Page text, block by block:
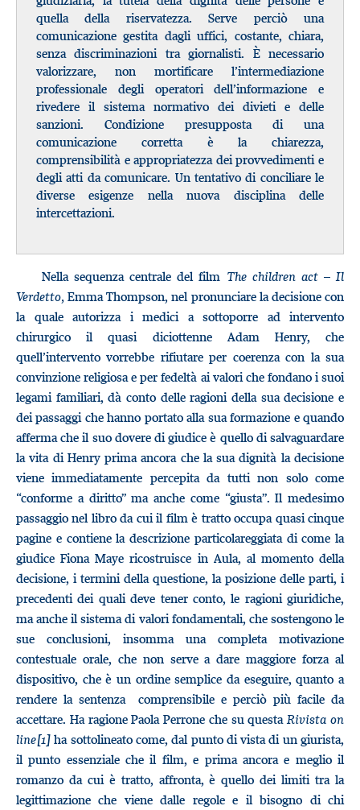
quella della riservatezza. Serve perciò una
comunicazione gestita dagli uffici, costante, chiara,
senza discriminazioni tra giornalisti. È necessario
valorizzare, non mortificare l’intermediazione
professionale degli operatori dell’informazione e
rivedere il sistema normativo dei divieti e delle
sanzioni. Condizione presupposta di una
comunicazione corretta è la chiarezza,
comprensibilità e appropriatezza dei provvedimenti e
degli atti da comunicare. Un tentativo di conciliare le
diverse esigenze nella nuova disciplina delle
intercettazioni.
Nella sequenza centrale del film The children act – Il
Verdetto, Emma Thompson, nel pronunciare la decisione con
la quale autorizza i medici a sottoporre ad intervento
chirurgico il quasi diciottenne Adam Henry, che
quell’intervento vorrebbe rifiutare per coerenza con la sua
convinzione religiosa e per fedeltà ai valori che fondano i suoi
legami familiari, dà conto delle ragioni della sua decisione e
dei passaggi che hanno portato alla sua formazione e quando
afferma che il suo dovere di giudice è quello di salvaguardare
la vita di Henry prima ancora che la sua dignità la decisione
viene immediatamente percepita da tutti non solo come
“conforme a diritto” ma anche come “giusta”. Il medesimo
passaggio nel libro da cui il film è tratto occupa quasi cinque
pagine e contiene la descrizione particolareggiata di come la
giudice Fiona Maye ricostruisce in Aula, al momento della
decisione, i termini della questione, la posizione delle parti, i
precedenti dei quali deve tener conto, le ragioni giuridiche,
ma anche il sistema di valori fondamentali, che sostengono le
sue conclusioni, insomma una completa motivazione
contestuale orale, che non serve a dare maggiore forza al
dispositivo, che è un ordine semplice da eseguire, quanto a
rendere la sentenza comprensibile e perciò più facile da
accettare. Ha ragione Paola Perrone che su questaRivista on
line[1] ha sottolineato come, dal punto di vista di un giurista,
il punto essenziale che il film, e prima ancora e meglio il
romanzo da cui è tratto, affronta, è quello dei limiti tra la
legittimazione che viene dalle regole e il bisogno di chi